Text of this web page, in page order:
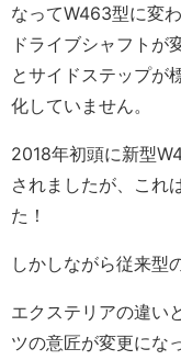
なってW463型に変
ドライブシャフトが
とサイドステップが
化していません。
2018年初頭に新型
されましたが、これ
た！
しかしながら従来型
エクステリアの違い
ツの意匠が変更にな